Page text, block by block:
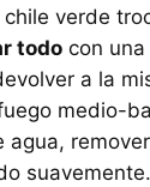
verde
todo con
a la
medio-
agua,
suavemente.